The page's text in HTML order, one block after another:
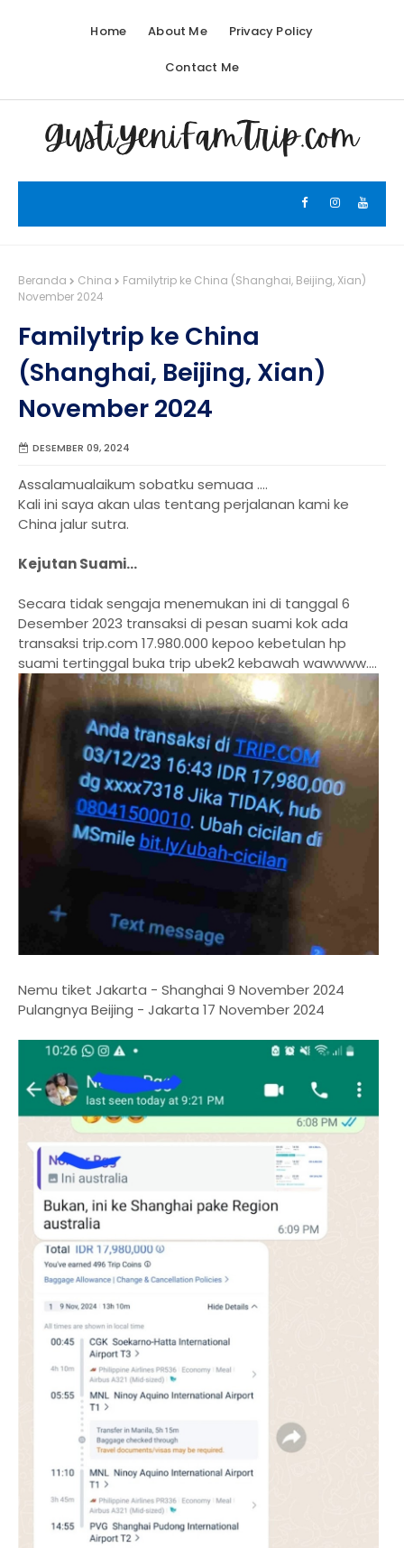
Home About Me Privacy Policy
Contact Me
Beranda China
Familytrip ke China (Shanghai, Beijing, Xian)
November 2024
Familytrip ke China
(Shanghai, Beijing, Xian)
November 2024
DESEMBER 09, 2024
Assalamualaikum sobatku semuaa ....
Kali ini saya akan ulas tentang perjalanan kami ke
China jalur sutra.
Kejutan Suami...
Secara tidak sengaja menemukan ini di tanggal 6
Desember 2023 transaksi di pesan suami kok ada
transaksi trip.com 17.980.000 kepoo kebetulan hp
suami tertinggal buka trip ubek2 kebawah wawwww....
Nemu tiket Jakarta - Shanghai 9 November 2024
Pulangnya Beijing - Jakarta 17 November 2024